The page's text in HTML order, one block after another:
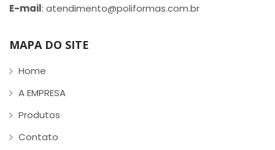
E-mail: atendimento@poliformas.com.br
MAPA DO SITE
Home
A EMPRESA
Produtos
Contato